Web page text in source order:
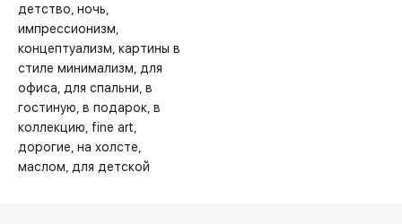
детство ночь
импрессионизм
концептуализм картины в
стиле минимализм для
офиса для спальни в
гостиную в подарок в
коллекцию fine art
дорогие на холсте
маслом для детской